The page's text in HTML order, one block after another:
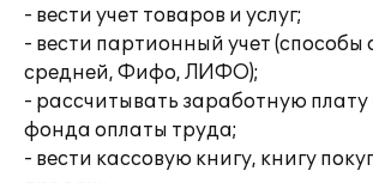
- вести учет товаров и услуг;
- вести партионный учет (способы
средней, Фифо, ЛИФО);
- рассчитывать заработную плату
фонда оплаты труда;
- вести кассовую книгу, книгу